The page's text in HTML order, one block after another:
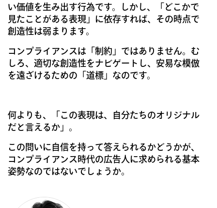
い価値を生み出す行為です。しかし、「どこかで
見たことがある表現」に依存すれば、その時点で
創造性は弱まります。
コンプライアンスは「制約」ではありません。む
しろ、適切な創造性をナビゲートし、安易な模倣
を遠ざけるための「道標」なのです。
何よりも、「この表現は、自分たちのオリジナル
だと言えるか」。
この問いに自信を持って答えられるかどうかが、
コンプライアンス時代の広告人に求められる基本
姿勢なのではないでしょうか。